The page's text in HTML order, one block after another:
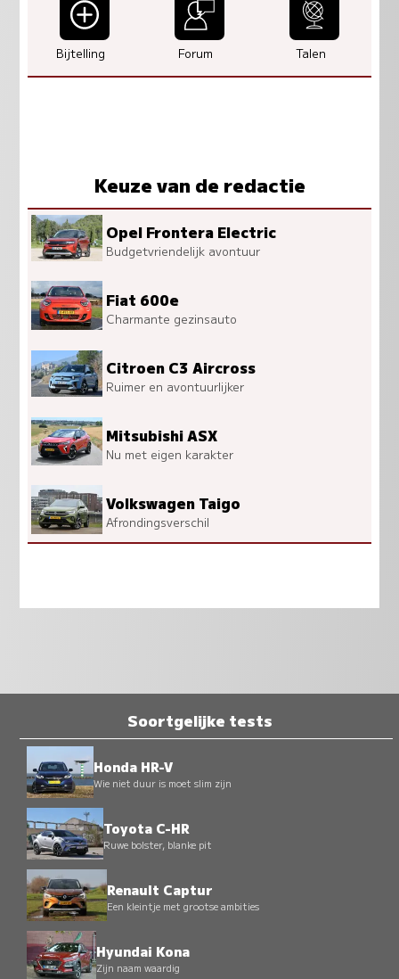
Bijtelling Forum Talen
Keuze van de redactie
Opel Frontera Electric
Budgetvriendelijk avontuur
Fiat 600e
Charmante gezinsauto
Citroen C3 Aircross
Ruimer en avontuurlijker
Mitsubishi ASX
Nu met eigen karakter
Volkswagen Taigo
Afrondingsverschil
Soortgelijke tests
Honda HR-V
Wie niet duur is moet slim zijn
Toyota C-HR
Ruwe bolster, blanke pit
Renault Captur
Een kleintje met grootse ambities
Hyundai Kona
Zijn naam waardig